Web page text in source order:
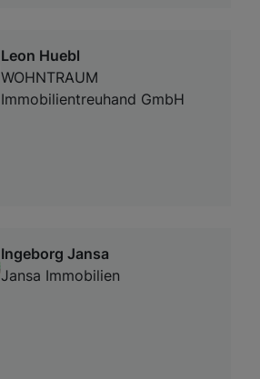
Leon Huebl
WOHNTRAUM
Immobilientreuhand GmbH
Ingeborg Jansa
Jansa Immobilien